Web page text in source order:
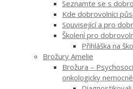
Seznamte se s
Kde dobrovolníci
Související a pro
Školení pro
Přihláška na
Brožury Amelie
Brožura –
onkologicky